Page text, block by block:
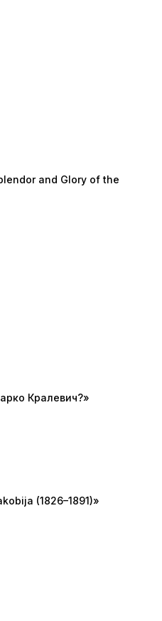
and Glory of the
Кралевич?»
(1826–1891)»